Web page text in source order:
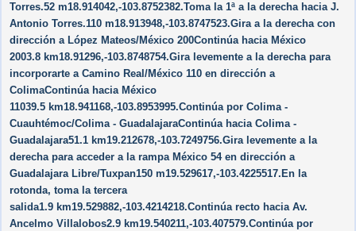
Torres.52 m18.914042,-103.8752382.Toma la 1ª a la derecha hacia J.
Antonio Torres.110 m18.913948,-103.8747523.Gira a la derecha con
dirección a López Mateos/​México 200Continúa hacia México
2003.8 km18.91296,-103.8748754.Gira levemente a la derecha para
incorporarte a Camino Real/​México 110 en dirección a
ColimaContinúa hacia México
11039.5 km18.941168,-103.8953995.Continúa por Colima -
Cuauhtémoc/​Colima - GuadalajaraContinúa hacia Colima -
Guadalajara51.1 km19.212678,-103.7249756.Gira levemente a la
derecha para acceder a la rampa México 54 en dirección a
Guadalajara Libre/​Tuxpan150 m19.529617,-103.4225517.En la
rotonda, toma la tercera
salida1.9 km19.529882,-103.4214218.Continúa recto hacia Av.
Ancelmo Villalobos2.9 km19.540211,-103.407579.Continúa por